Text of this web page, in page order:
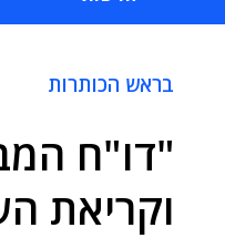
בראש הכותרות
"דו"ח
וקריאת